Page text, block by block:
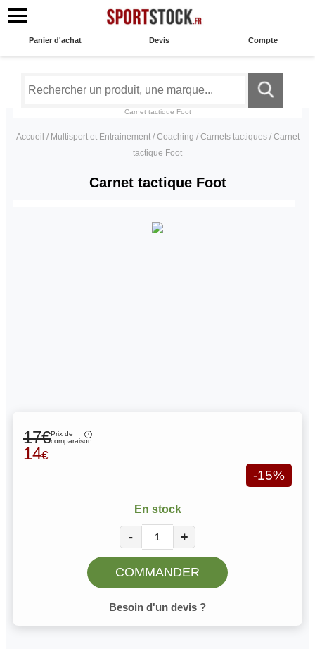
Compte
Devis
Panier d'achat
Carnet tactique Foot
Accueil / Multisport et Entrainement/ Coaching / Carnets tactiques/ Carnet
tactique Foot
Carnet tactique Foot
17€Prix de
comparaison
14€
-15%
En stock
- +
COMMANDER
Besoin d'un devis ?